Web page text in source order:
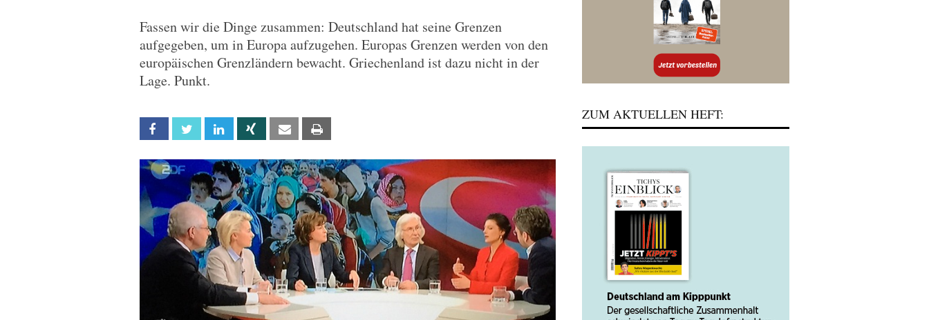
Fassen wir die Dinge zusammen: Deutschland hat seine Grenzen
aufgegeben, um in Europa aufzugehen. Europas Grenzen werden von den
europäischen Grenzländern bewacht. Griechenland ist dazu nicht in der
Lage. Punkt.
Facebook Twitter Linkedin Xing Email
ZUM AKTUELLEN HEFT: